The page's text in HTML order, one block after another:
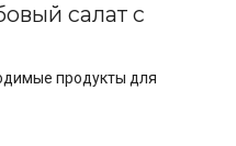
салат с